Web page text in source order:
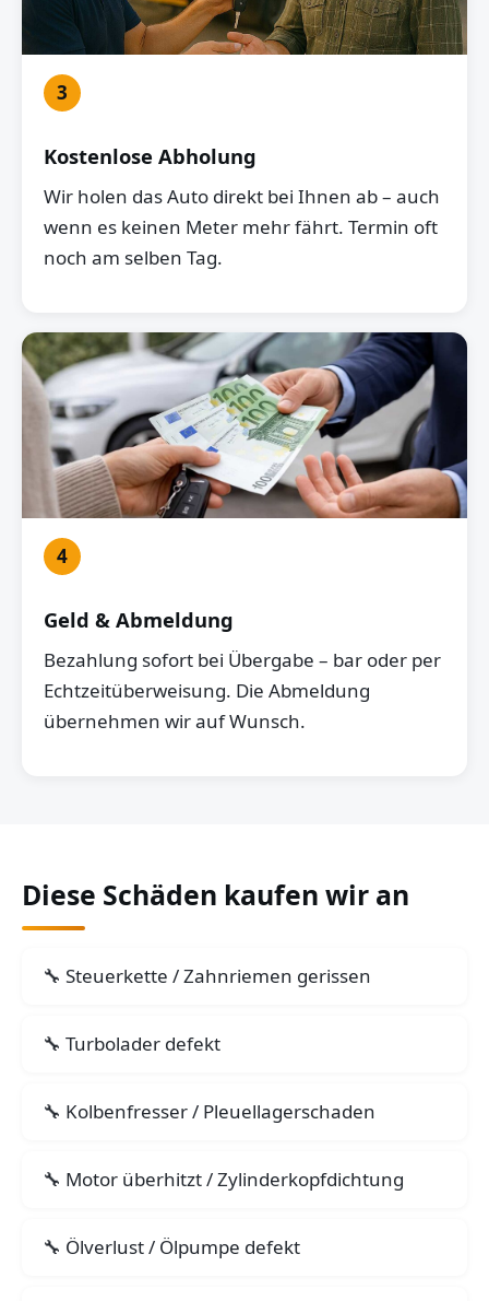
3
Kostenlose Abholung
Wir holen das Auto direkt bei Ihnen ab – auch
wenn es keinen Meter mehr fährt. Termin oft
noch am selben Tag.
4
Geld & Abmeldung
Bezahlung sofort bei Übergabe – bar oder per
Echtzeitüberweisung. Die Abmeldung
übernehmen wir auf Wunsch.
Diese Schäden kaufen wir an
Steuerkette / Zahnriemen gerissen
Turbolader defekt
Kolbenfresser / Pleuellagerschaden
Motor überhitzt / Zylinderkopfdichtung
Ölverlust / Ölpumpe defekt